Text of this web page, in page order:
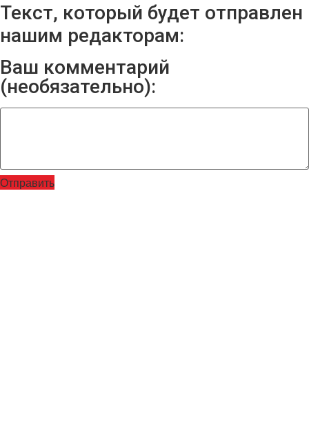
Текст, который будет отправлен
нашим редакторам:
Ваш комментарий
(необязательно):
Отправить